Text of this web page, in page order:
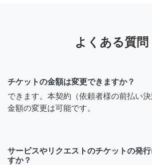
よくある質問
チケットの金額は変更できますか？
できます。本契約（依頼者様の前払い決
金額の変更は可能です。
サービスやリクエストのチケットの発
すか？